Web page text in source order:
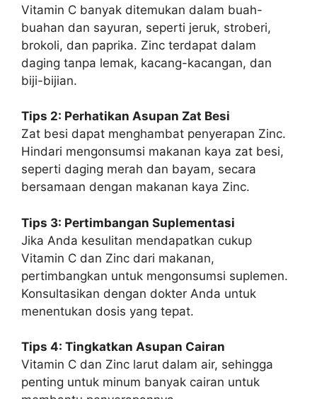
Vitamin C banyak ditemukan dalam buah-
buahan dan sayuran, seperti jeruk, stroberi,
brokoli, dan paprika. Zinc terdapat dalam
daging tanpa lemak, kacang-kacangan, dan
biji-bijian.
Tips 2: Perhatikan Asupan Zat Besi
Zat besi dapat menghambat penyerapan Zinc.
Hindari mengonsumsi makanan kaya zat besi,
seperti daging merah dan bayam, secara
bersamaan dengan makanan kaya Zinc.
Tips 3: Pertimbangan Suplementasi
Jika Anda kesulitan mendapatkan cukup
Vitamin C dan Zinc dari makanan,
pertimbangkan untuk mengonsumsi suplemen.
Konsultasikan dengan dokter Anda untuk
menentukan dosis yang tepat.
Tips 4: Tingkatkan Asupan Cairan
Vitamin C dan Zinc larut dalam air, sehingga
penting untuk minum banyak cairan untuk